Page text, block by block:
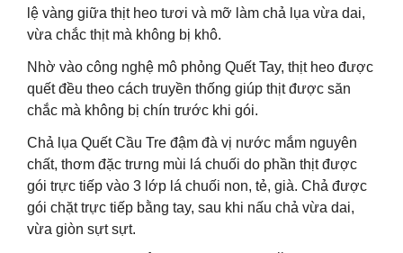
lệ vàng giữa thịt heo tươi và mỡ làm chả lụa vừa dai,
vừa chắc thịt mà không bị khô.
Nhờ vào công nghệ mô phỏng Quết Tay, thịt heo được
quết đều theo cách truyền thống giúp thịt được săn
chắc mà không bị chín trước khi gói.
Chả lụa Quết Cầu Tre đậm đà vị nước mắm nguyên
chất, thơm đặc trưng mùi lá chuối do phần thịt được
gói trực tiếp vào 3 lớp lá chuối non, tẻ, già. Chả được
gói chặt trực tiếp bằng tay, sau khi nấu chả vừa dai,
vừa giòn sựt sựt.